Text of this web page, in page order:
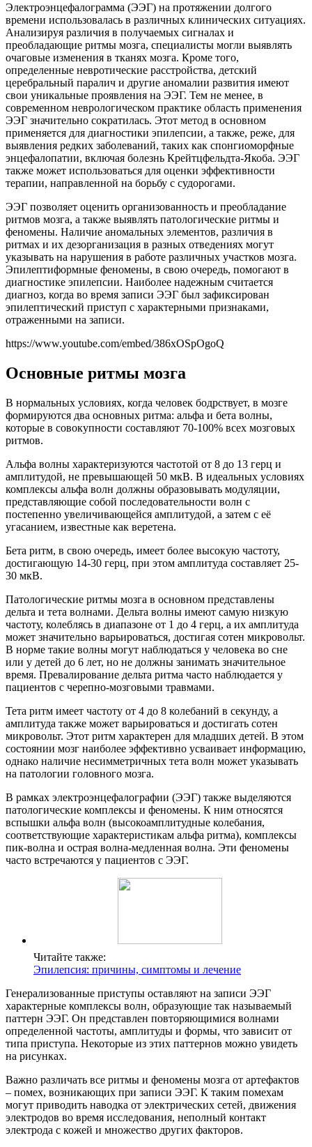
Электроэнцефалограмма (ЭЭГ) на протяжении долгого
времени использовалась в различных клинических ситуациях.
Анализируя различия в получаемых сигналах и
преобладающие ритмы мозга, специалисты могли выявлять
очаговые изменения в тканях мозга. Кроме того,
определенные невротические расстройства, детский
церебральный паралич и другие аномалии развития имеют
свои уникальные проявления на ЭЭГ. Тем не менее, в
современном неврологическом практике область применения
ЭЭГ значительно сократилась. Этот метод в основном
применяется для диагностики эпилепсии, а также, реже, для
выявления редких заболеваний, таких как спонгиоморфные
энцефалопатии, включая болезнь Крейтцфельдта-Якоба. ЭЭГ
также может использоваться для оценки эффективности
терапии, направленной на борьбу с судорогами.
ЭЭГ позволяет оценить организованность и преобладание
ритмов мозга, а также выявлять патологические ритмы и
феномены. Наличие аномальных элементов, различия в
ритмах и их дезорганизация в разных отведениях могут
указывать на нарушения в работе различных участков мозга.
Эпилептиформные феномены, в свою очередь, помогают в
диагностике эпилепсии. Наиболее надежным считается
диагноз, когда во время записи ЭЭГ был зафиксирован
эпилептический приступ с характерными признаками,
отраженными на записи.
https://www.youtube.com/embed/386xOSpOgoQ
Основные ритмы мозга
В нормальных условиях, когда человек бодрствует, в мозге
формируются два основных ритма: альфа и бета волны,
которые в совокупности составляют 70-100% всех мозговых
ритмов.
Альфа волны характеризуются частотой от 8 до 13 герц и
амплитудой, не превышающей 50 мкВ. В идеальных условиях
комплексы альфа волн должны образовывать модуляции,
представляющие собой последовательности волн с
постепенно увеличивающейся амплитудой, а затем с её
угасанием, известные как веретена.
Бета ритм, в свою очередь, имеет более высокую частоту,
достигающую 14-30 герц, при этом амплитуда составляет 25-
30 мкВ.
Патологические ритмы мозга в основном представлены
дельта и тета волнами. Дельта волны имеют самую низкую
частоту, колеблясь в диапазоне от 1 до 4 герц, а их амплитуда
может значительно варьироваться, достигая сотен микровольт.
В норме такие волны могут наблюдаться у человека во сне
или у детей до 6 лет, но не должны занимать значительное
время. Превалирование дельта ритма часто наблюдается у
пациентов с черепно-мозговыми травмами.
Тета ритм имеет частоту от 4 до 8 колебаний в секунду, а
амплитуда также может варьироваться и достигать сотен
микровольт. Этот ритм характерен для младших детей. В этом
состоянии мозг наиболее эффективно усваивает информацию,
однако наличие несимметричных тета волн может указывать
на патологии головного мозга.
В рамках электроэнцефалографии (ЭЭГ) также выделяются
патологические комплексы и феномены. К ним относятся
вспышки альфа волн (высокоамплитудные колебания,
соответствующие характеристикам альфа ритма), комплексы
пик-волна и острая волна-медленная волна. Эти феномены
часто встречаются у пациентов с ЭЭГ.
Читайте также:
Эпилепсия: причины, симптомы и лечение
Генерализованные приступы оставляют на записи ЭЭГ
характерные комплексы волн, образующие так называемый
паттерн ЭЭГ. Он представлен повторяющимися волнами
определенной частоты, амплитуды и формы, что зависит от
типа приступа. Некоторые из этих паттернов можно увидеть
на рисунках.
Важно различать все ритмы и феномены мозга от артефактов
– помех, возникающих при записи ЭЭГ. К таким помехам
могут приводить наводка от электрических сетей, движения
электродов во время исследования, неполный контакт
электрода с кожей и множество других факторов.